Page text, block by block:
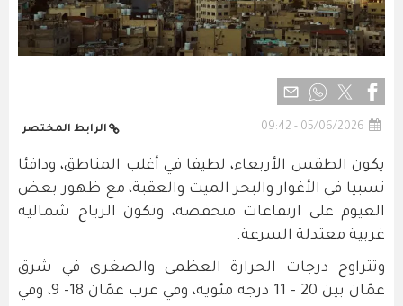
05/06/2026 - 09:42 الرابط المختصر
يكون الطقس الأربعاء، لطيفا في أغلب المناطق، ودافئا
نسبيا في الأغوار والبحر الميت والعقبة، مع ظهور بعض
الغيوم على ارتفاعات منخفضة، وتكون الرياح شمالية
غربية معتدلة السرعة.
وتتراوح درجات الحرارة العظمى والصغرى في شرق
عمّان بين 20 - 11 درجة مئوية، وفي غرب عمّان 18- 9، وفي